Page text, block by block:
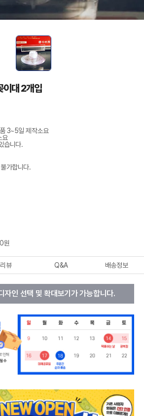
이대 2개입
3~5일 제작소요
요
습니다.
가합니다.
원
리뷰 Q&A 배송정보
자인 선택 및 확대보기가 가능합니다.